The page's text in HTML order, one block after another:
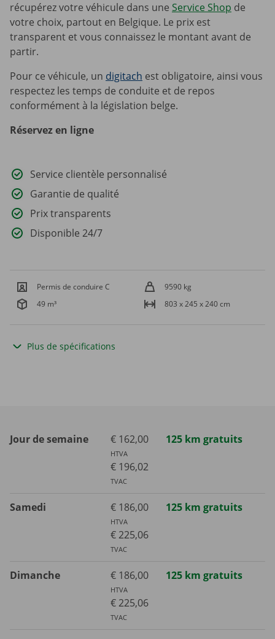
récupérez votre véhicule dans une Service Shop de
votre choix, partout en Belgique. Le prix est
transparent et vous connaissez le montant avant de
partir.
Pour ce véhicule, un digitach est obligatoire, ainsi vous
respectez les temps de conduite et de repos
conformément à la législation belge.
Réservez en ligne
Service clientèle personnalisé
Garantie de qualité
Prix transparents
Disponible 24/7
Permis de conduire C
9590 kg
49 m³
803 x 245 x 240 cm
Plus de spécifications
Jour de semaine € 162,00
HTVA
€ 196,02
TVAC
125 km gratuits
Samedi € 186,00
HTVA
€ 225,06
TVAC
125 km gratuits
Dimanche € 186,00
HTVA
€ 225,06
TVAC
125 km gratuits